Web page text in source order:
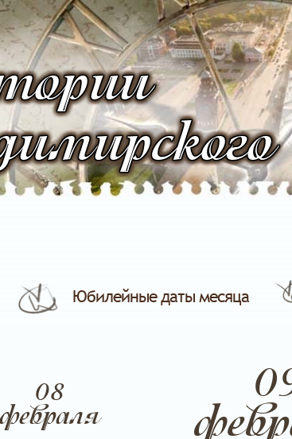
Юбилейные даты месяца
Апрель Май
08
февраля